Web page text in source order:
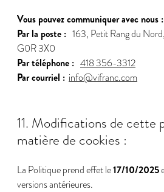
Vous pouvez communiquer avec nous :
Par la poste : 163, Petit Rang du
G0R 3X0
Par téléphone : 418 356-3312
Par courriel : info@vifranc.com
11. Modifications de cette
matière de cookies :
La Politique prend effet le17/10/2025
versions antérieures.